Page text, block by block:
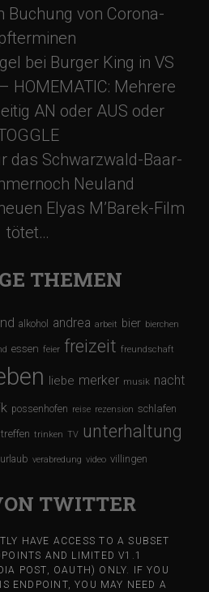
Buchung von Corona-
bei Burger King in VS
HOMEMATIC: Mehrere
AN oder AUS oder
das Schwarzwald-Baar-
Neuland
Elyas M’Barek-Film
tötet…
THEMEN
alkohol andrea arbeit bier bierchen
essen feier freizeit freundschaft
liebe merker musik nacht
possenhofen reise rezension schlafen
treffen trinken TV unterhaltung
urlaub verabredung video villingen
TWITTER
HAVE ACCESS TO A SUBSET
AND LIMITED V1.1
POST, OAUTH) ONLY. IF YOU
ENDPOINT, YOU MAY NEED A